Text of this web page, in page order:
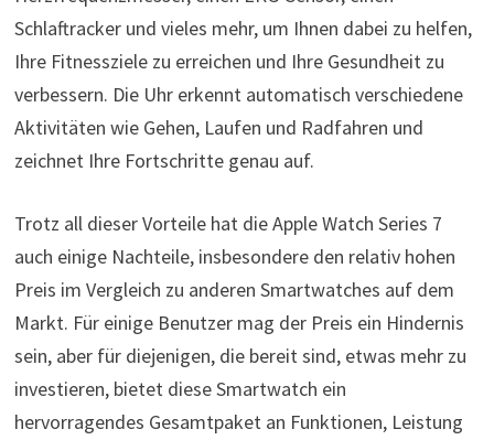
Schlaftracker und vieles mehr, um Ihnen dabei zu helfen,
Ihre Fitnessziele zu erreichen und Ihre Gesundheit zu
verbessern. Die Uhr erkennt automatisch verschiedene
Aktivitäten wie Gehen, Laufen und Radfahren und
zeichnet Ihre Fortschritte genau auf.
Trotz all dieser Vorteile hat die Apple Watch Series 7
auch einige Nachteile, insbesondere den relativ hohen
Preis im Vergleich zu anderen Smartwatches auf dem
Markt. Für einige Benutzer mag der Preis ein Hindernis
sein, aber für diejenigen, die bereit sind, etwas mehr zu
investieren, bietet diese Smartwatch ein
hervorragendes Gesamtpaket an Funktionen, Leistung